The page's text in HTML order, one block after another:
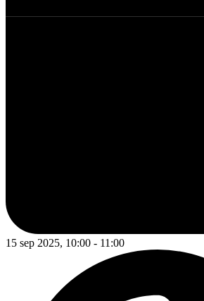
15 sep 2025, 10:00 - 11:00